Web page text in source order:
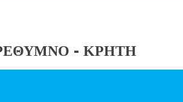
ΡΕΘΥΜΝΟ - ΚΡΗΤΗ